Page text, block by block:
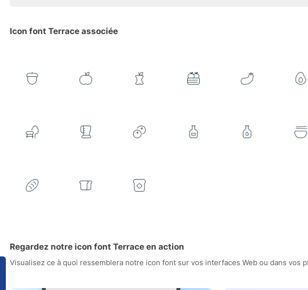
Icon font Terrace associée
Regardez notre icon font Terrace en action
Visualisez ce à quoi ressemblera notre icon font sur vos interfaces Web ou dans vos